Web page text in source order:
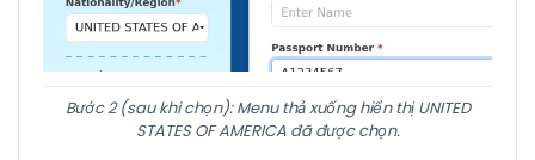
Bước 2 (sau khi chọn): Menu thả xuống hiển thị UNITED
STATES OF AMERICA đã được chọn.